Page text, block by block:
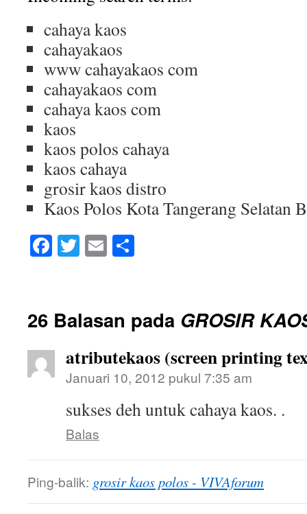
cahaya kaos
cahayakaos
www cahayakaos com
cahayakaos com
cahaya kaos com
kaos
kaos polos cahaya
kaos cahaya
grosir kaos distro
Kaos Polos Kota Tangerang Selatan
Facebook
Twitter
Email
26 Balasan pada GROSIR
atributekaos (screen printing
Januari 10, 2012 pukul 7:35 am
sukses deh untuk cahaya kaos. .
Balas
Ping-balik: grosir kaos polos - VIVAforum